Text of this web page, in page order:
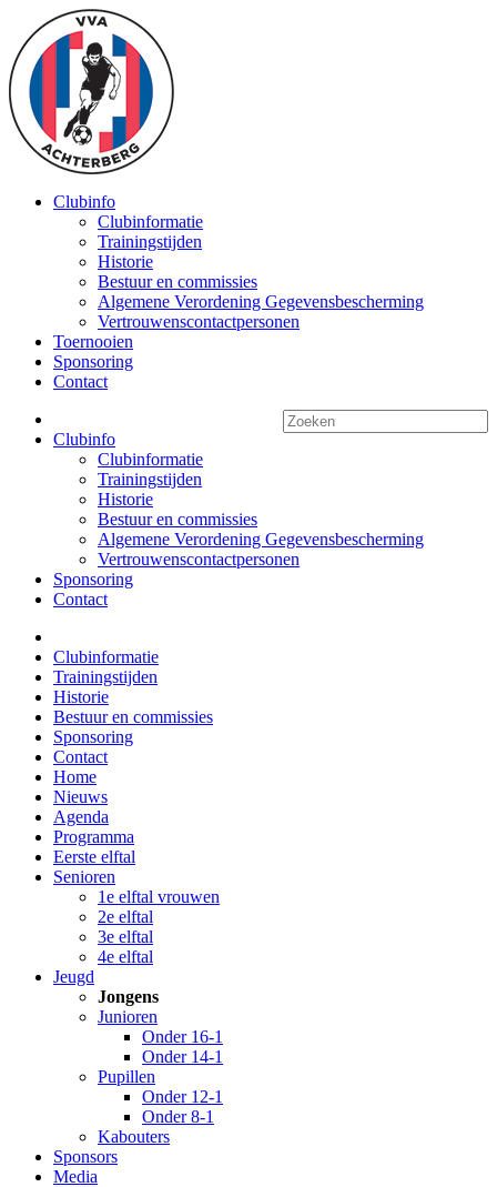
Clubinfo
Clubinformatie
Trainingstijden
Historie
Bestuur en commissies
Algemene Verordening Gegevensbescherming
Vertrouwenscontactpersonen
Toernooien
Sponsoring
Contact
Clubinfo
Clubinformatie
Trainingstijden
Historie
Bestuur en commissies
Algemene Verordening Gegevensbescherming
Vertrouwenscontactpersonen
Sponsoring
Contact
Clubinformatie
Trainingstijden
Historie
Bestuur en commissies
Sponsoring
Contact
Home
Nieuws
Agenda
Programma
Eerste elftal
Senioren
1e elftal vrouwen
2e elftal
3e elftal
4e elftal
Jeugd
Jongens
Junioren
Onder 16-1
Onder 14-1
Pupillen
Onder 12-1
Onder 8-1
Kabouters
Sponsors
Media